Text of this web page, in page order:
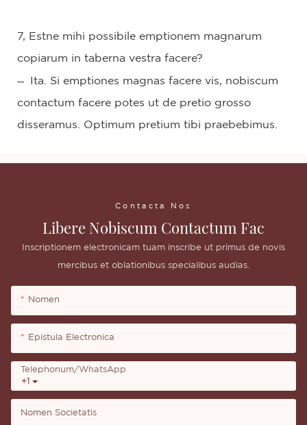
7, Estne mihi possibile emptionem magnarum
copiarum in taberna vestra facere?
-- Ita. Si emptiones magnas facere vis, nobiscum
contactum facere potes ut de pretio grosso
disseramus. Optimum pretium tibi praebebimus.
Contacta Nos
Libere Nobiscum Contactum Fac
Inscriptionem electronicam tuam inscribe ut primus de novis
mercibus et oblationibus specialibus audias.
Nomen
Epistula Electronica
+1
Telephonum/WhatsApp
Nomen Societatis